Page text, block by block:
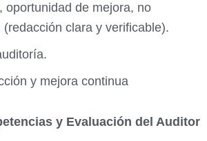
oportunidad de mejora, no
(redacción clara y verificable).
y mejora continua
y Evaluación del Auditor